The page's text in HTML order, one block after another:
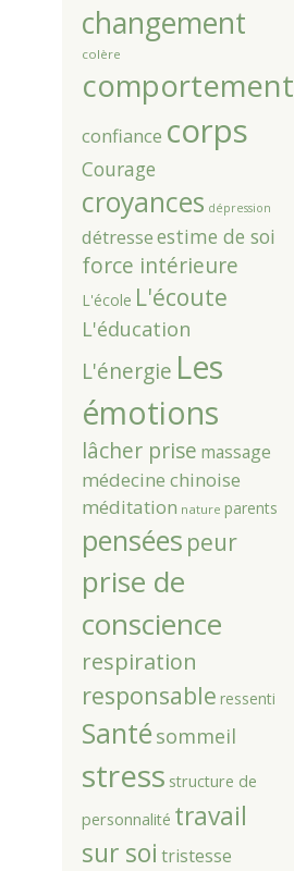
changement
colère
comportement
confiance corps
Courage
croyances dépression
détresseestime de soi
force intérieure
L'école L'écoute
L'éducation
L'énergie Les
émotions
lâcher prise massage
médecine chinoise
méditation nature parents
pensées peur
prise de
conscience
respiration
responsable ressenti
Santé sommeil
stress structure de
personnalité travail
sur soi tristesse